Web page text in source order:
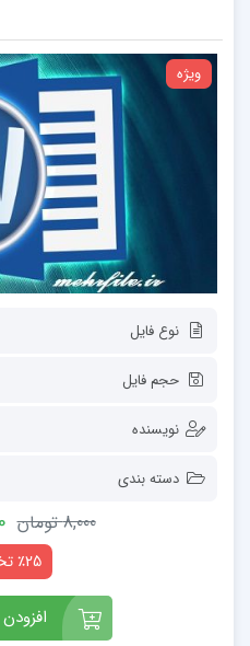
ویژه
نوع فایل
حجم فایل
نویسنده
دسته بندی
8,000 تومان
٪25 تخفیف